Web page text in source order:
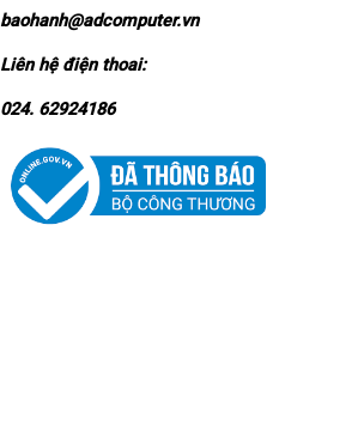
baohanh@adcomputer.vn
Liên hệ điện thoai:
024. 62924186